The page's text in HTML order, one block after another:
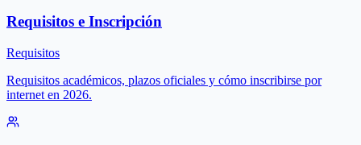
Requisitos e Inscripción
Requisitos
Requisitos académicos, plazos oficiales y cómo inscribirse por
internet en 2026.